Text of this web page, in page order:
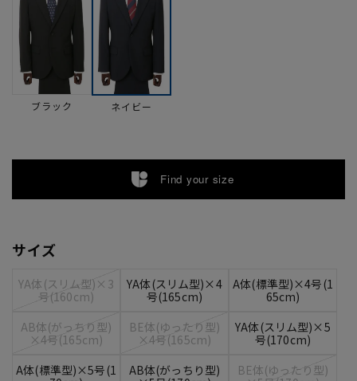
ブラック ネイビー
Find your size
サイズ
YA体(スリム型)×3
号(160cm)
YA体(スリム型)×4
号(165cm)
A体(標準型)×4号(1
65cm)
AB体(がっちり型)
×4号(165cm)
BE体(ゆったり型)
×4号(165cm)
YA体(スリム型)×5
号(170cm)
A体(標準型)×5号(1
AB体(がっちり型)
BE体(ゆったり型)